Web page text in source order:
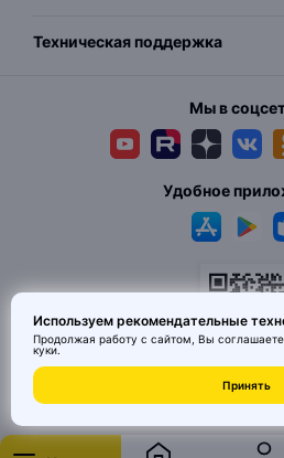
Техническая поддержка
Мы в
© 2026 MAI HE MAI. Маркетплейс
Китая по ценам заводов.
Удобное
Используем рекомендательные
Продолжая работу с сайтом, Вы
куки.
Принять